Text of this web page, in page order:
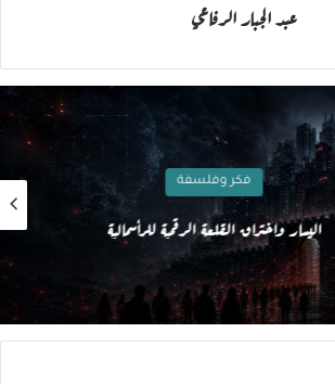
عبد الجبار الرفاعي
فكر وفلسفة
واختراق القلعة الرقمية للرأسمالية